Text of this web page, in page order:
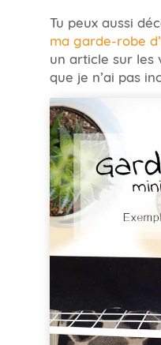
Tu peux aussi
ma garde-robe
un article sur les
que je n’ai pas